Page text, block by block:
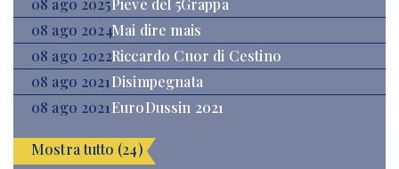
08 ago 2025Pieve del 5Grappa
08 ago 2024Mai dire mais
08 ago 2022Riccardo Cuor di Cestino
08 ago 2021Disimpegnata
08 ago 2021EuroDussin 2021
Mostra tutto (24)